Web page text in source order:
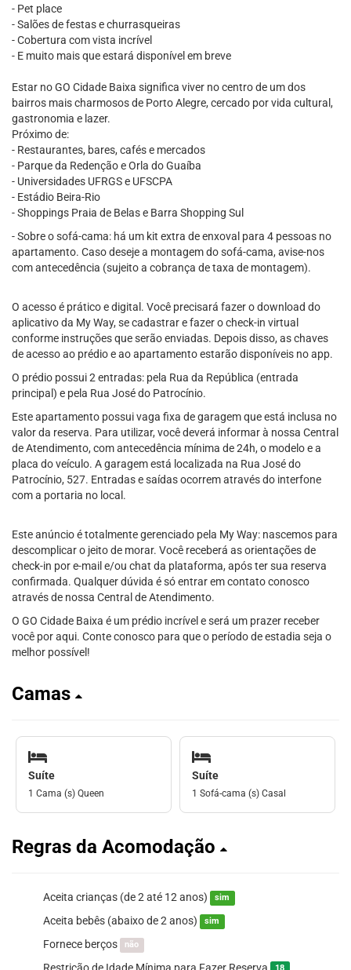
- Pet place
- Salões de festas e churrasqueiras
- Cobertura com vista incrível
- E muito mais que estará disponível em breve
Estar no GO Cidade Baixa significa viver no centro de um dos
bairros mais charmosos de Porto Alegre, cercado por vida cultural,
gastronomia e lazer.
Próximo de:
- Restaurantes, bares, cafés e mercados
- Parque da Redenção e Orla do Guaíba
- Universidades UFRGS e UFSCPA
- Estádio Beira-Rio
- Shoppings Praia de Belas e Barra Shopping Sul
- Sobre o sofá-cama: há um kit extra de enxoval para 4 pessoas no
apartamento. Caso deseje a montagem do sofá-cama, avise-nos
com antecedência (sujeito a cobrança de taxa de montagem).
O acesso é prático e digital. Você precisará fazer o download do
aplicativo da My Way, se cadastrar e fazer o check-in virtual
conforme instruções que serão enviadas. Depois disso, as chaves
de acesso ao prédio e ao apartamento estarão disponíveis no app.
O prédio possui 2 entradas: pela Rua da República (entrada
principal) e pela Rua José do Patrocínio.
Este apartamento possui vaga fixa de garagem que está inclusa no
valor da reserva. Para utilizar, você deverá informar à nossa Central
de Atendimento, com antecedência mínima de 24h, o modelo e a
placa do veículo. A garagem está localizada na Rua José do
Patrocínio, 527. Entradas e saídas ocorrem através do interfone
com a portaria no local.
Este anúncio é totalmente gerenciado pela My Way: nascemos para
descomplicar o jeito de morar. Você receberá as orientações de
check-in por e-mail e/ou chat da plataforma, após ter sua reserva
confirmada. Qualquer dúvida é só entrar em contato conosco
através de nossa Central de Atendimento.
O GO Cidade Baixa é um prédio incrível e será um prazer receber
você por aqui. Conte conosco para que o período de estadia seja o
melhor possível!
Camas
Suíte
1 Cama (s) Queen
Suíte
1 Sofá-cama (s) Casal
Regras da Acomodação
Aceita crianças (de 2 até 12 anos) sim
Aceita bebês (abaixo de 2 anos) sim
Fornece berços não
Restrição de Idade Mínima para Fazer Reserva